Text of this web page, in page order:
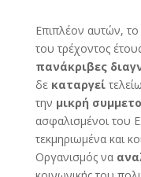
Επιπλέον αυτών,
του τρέχοντος
πανάκριβες
δε καταργεί
την μικρή
ασφαλισμένοι του
τεκμηριωμένα και
Οργανισμός να